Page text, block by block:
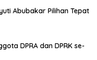
Abubakar Pilihan Tepat
DPRA dan DPRK se-